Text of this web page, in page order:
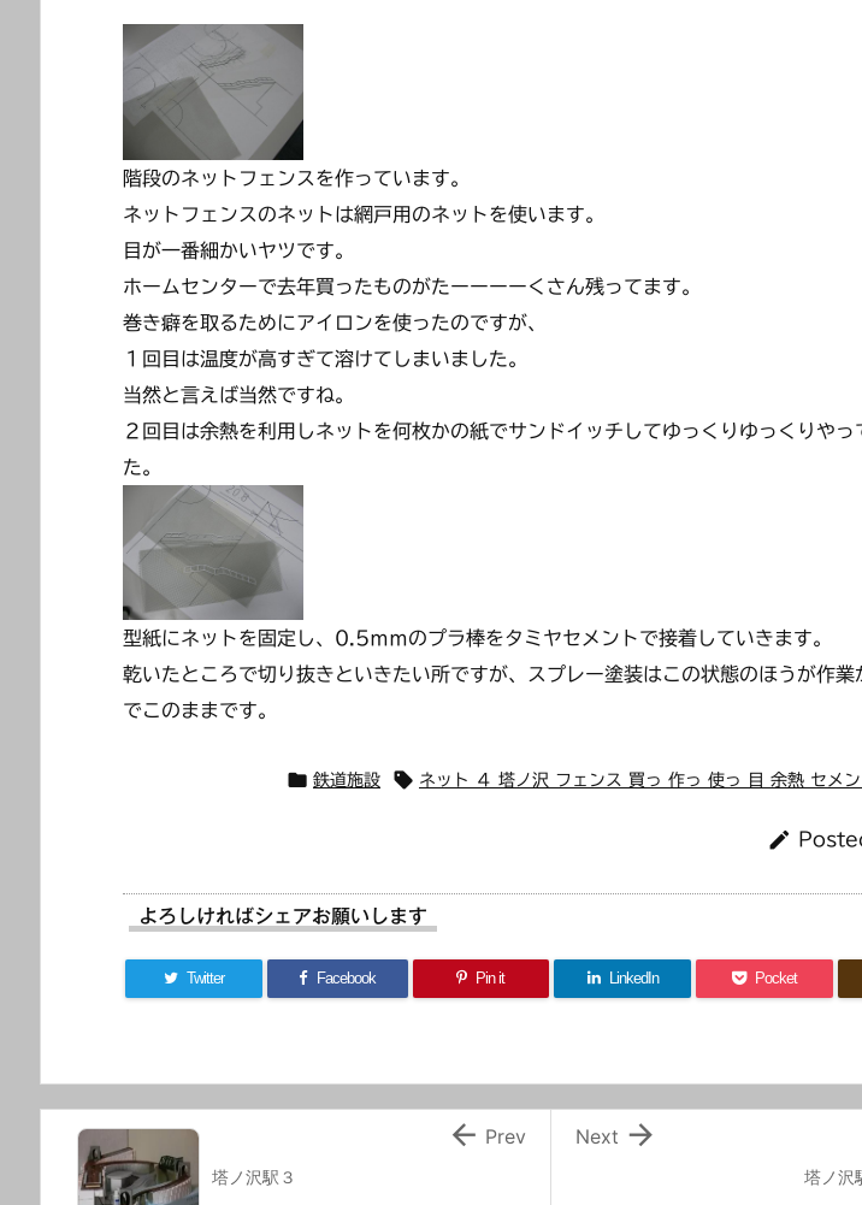
階段のネットフェンスを作っています。
ネットフェンスのネットは網戸用のネットを使います。
目が一番細かいヤツです。
ホームセンターで去年買ったものがたーーーーくさん残ってます。
巻き癖を取るためにアイロンを使ったのですが、
１回目は温度が高すぎて溶けてしまいました。
当然と言えば当然ですね。
２回目は余熱を利用しネットを何枚かの紙でサンドイッチしてゆっくりゆっくりやっ
た。
型紙にネットを固定し、0.5ｍｍのプラ棒をタミヤセメントで接着していきます。
乾いたところで切り抜きといきたい所ですが、スプレー塗装はこの状態のほうが作業
でこのままです。
 鉄道施設  ネット ４ 塔ノ沢 フェンス 買っ 作っ 使っ 目 余熱 セメ

よろしければシェアお願いします
Twitter Facebook Pin it LinkedIn Pocket
塔ノ沢

Next
塔ノ沢駅３
 Prev